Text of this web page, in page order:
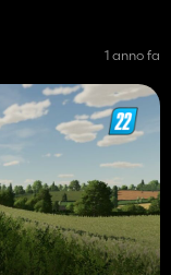
1 anno fa